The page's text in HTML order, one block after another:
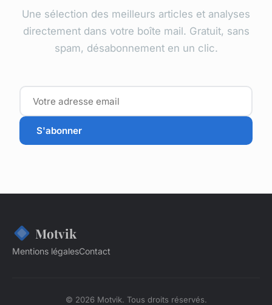
Une sélection des meilleurs articles et analyses
directement dans votre boîte mail. Gratuit, sans
spam, désabonnement en un clic.
S'abonner
Motvik
Mentions légalesContact
© 2026 Motvik. Tous droits réservés.